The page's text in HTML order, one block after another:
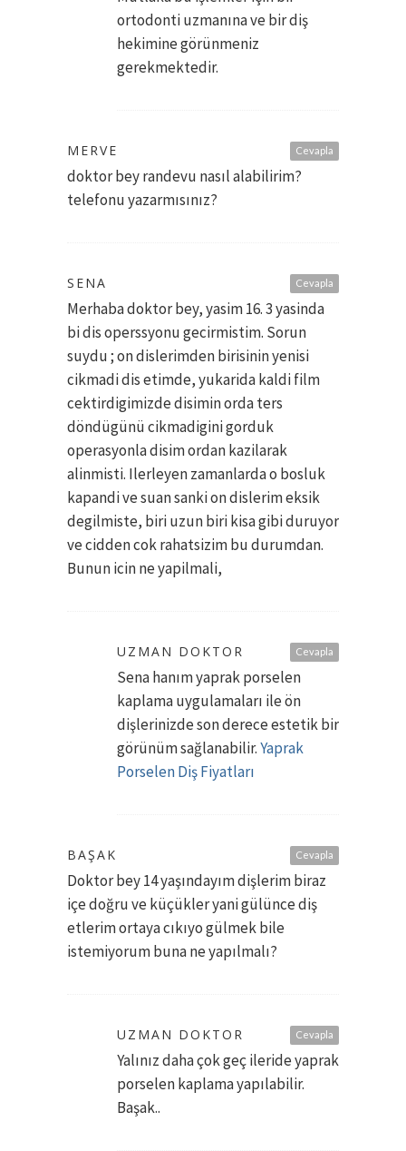
ortodonti uzmanına ve bir diş
hekimine görünmeniz
gerekmektedir.
Cevapla
MERVE
doktor bey randevu nasıl alabilirim?
telefonu yazarmısınız?
Cevapla
SENA
Merhaba doktor bey, yasim 16. 3 yasinda
bi dis operssyonu gecirmistim. Sorun
suydu ; on dislerimden birisinin yenisi
cikmadi dis etimde, yukarida kaldi film
cektirdigimizde disimin orda ters
döndügünü cikmadigini gorduk
operasyonla disim ordan kazilarak
alinmisti. Ilerleyen zamanlarda o bosluk
kapandi ve suan sanki on dislerim eksik
degilmiste, biri uzun biri kisa gibi duruyor
ve cidden cok rahatsizim bu durumdan.
Bunun icin ne yapilmali,
Cevapla
UZMAN DOKTOR
Sena hanım yaprak porselen
kaplama uygulamaları ile ön
dişlerinizde son derece estetik bir
görünüm sağlanabilir.Yaprak
Porselen Diş Fiyatları
Cevapla
BAŞAK
Doktor bey 14 yaşındayım dişlerim biraz
içe doğru ve küçükler yani gülünce diş
etlerim ortaya cıkıyo gülmek bile
istemiyorum buna ne yapılmalı?
Cevapla
UZMAN DOKTOR
Yalınız daha çok geç ileride yaprak
porselen kaplama yapılabilir.
Başak..